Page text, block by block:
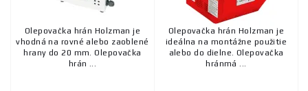
Olepovačka hrán Holzman je
vhodná na rovné alebo zaoblené
hrany do 20 mm. Olepovačka
hrán ...
Olepovačka hrán Holzman je
ideálna na montážne použitie
alebo do dielne. Olepovačka
hránmá ...